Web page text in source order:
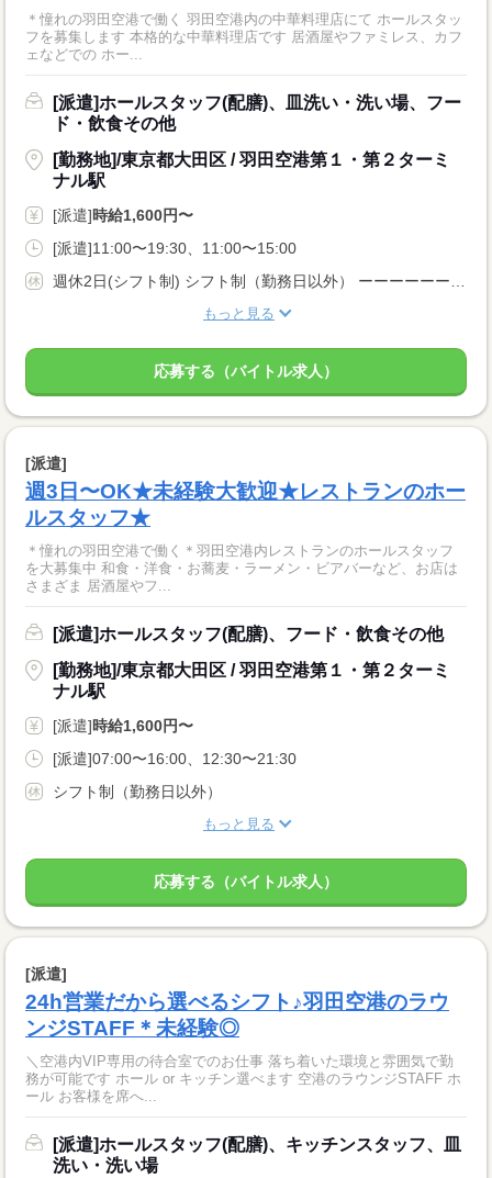
＊憧れの羽田空港で働く 羽田空港内の中華料理店にて ホールスタッ
フを募集します 本格的な中華料理店です 居酒屋やファミレス、カフ
ェなどでの ホー...
[派遣]ホールスタッフ(配膳)、皿洗い・洗い場、フー
ド・飲食その他
[勤務地]/東京都大田区 / 羽田空港第１・第２ターミ
ナル駅
[派遣]時給1,600円〜
[派遣]11:00〜19:30、11:00〜15:00
週休2日(シフト制) シフト制（勤務日以外） ーーーーーーーーー 即日勤務OK 長期 週5日 残業月20時間以内 シフト制 ーーーーーーーーー
もっと見る
応募する（バイトル求人）
[派遣]
週3日〜OK★未経験大歓迎★レストランのホー
ルスタッフ★
＊憧れの羽田空港で働く＊羽田空港内レストランのホールスタッフ
を大募集中 和食・洋食・お蕎麦・ラーメン・ビアバーなど、お店は
さまざま 居酒屋やフ...
[派遣]ホールスタッフ(配膳)、フード・飲食その他
[勤務地]/東京都大田区 / 羽田空港第１・第２ターミ
ナル駅
[派遣]時給1,600円〜
[派遣]07:00〜16:00、12:30〜21:30
シフト制（勤務日以外）
もっと見る
応募する（バイトル求人）
[派遣]
24h営業だから選べるシフト♪羽田空港のラウ
ンジSTAFF＊未経験◎
＼空港内VIP専用の待合室でのお仕事 落ち着いた環境と雰囲気で勤
務が可能です ホール or キッチン選べます 空港のラウンジSTAFF ホ
ール お客様を席へ...
[派遣]ホールスタッフ(配膳)、キッチンスタッフ、皿
洗い・洗い場